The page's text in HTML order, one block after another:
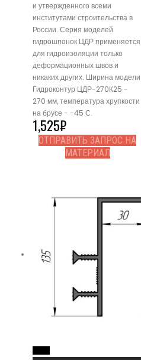
и утвержденного всеми
институтами строительства в
России. Серия моделей
гидрошпонок ЦДР применяется
для гидроизоляции только
деформационных швов и
никаких других. Ширина модели
Гидроконтур ЦДР-270К25 -
270 мм, температура хрупкости
на брусе - -45 С.
1,525₽
ОТПРАВИТЬ ЗАПРОС НА
МАТЕРИАЛ